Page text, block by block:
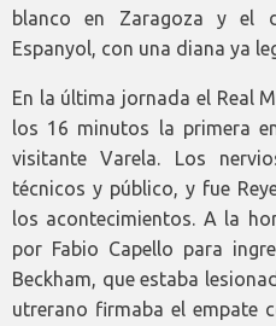
blanco en Zaragoza y el
Espanyol, con una diana ya
En la última jornada el Real
los 16 minutos la primera
visitante Varela. Los
técnicos y público, y fue
los acontecimientos. A la
por Fabio Capello para
Beckham, que estaba
utrerano firmaba el empate